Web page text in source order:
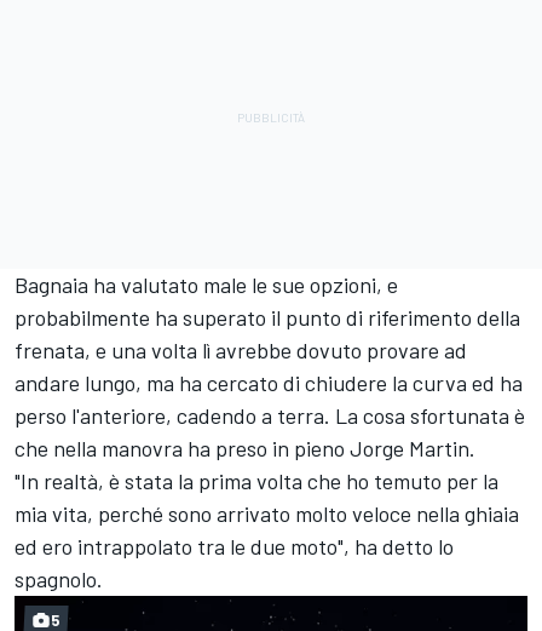
Bagnaia ha valutato male le sue opzioni, e
probabilmente ha superato il punto di riferimento della
frenata, e una volta lì avrebbe dovuto provare ad
andare lungo, ma ha cercato di chiudere la curva ed ha
perso l'anteriore, cadendo a terra. La cosa sfortunata è
che nella manovra ha preso in pieno Jorge Martin.
"In realtà, è stata la prima volta che ho temuto per la
mia vita, perché sono arrivato molto veloce nella ghiaia
ed ero intrappolato tra le due moto", ha detto lo
spagnolo.
5